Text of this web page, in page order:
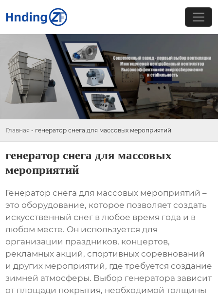
Главная - генератор снега для массовых мероприятий
генератор снега для массовых
мероприятий
Генератор снега для массовых мероприятий –
это оборудование, которое позволяет создать
искусственный снег в любое время года и в
любом месте. Он используется для
организации праздников, концертов,
рекламных акций, спортивных соревнований
и других мероприятий, где требуется создание
зимней атмосферы. Выбор генератора зависит
от площади покрытия, необходимой толщины